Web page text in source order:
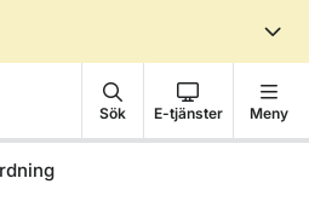
Sök E-tjänster Meny